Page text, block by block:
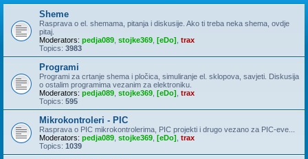
Sheme
Rasprava o el. shemama, pitanja i diskusije. Ako ti treba neka shema, ovdje
pitaj.
Moderators: pedja089 stojke369 [eDo] trax
Topics: 3983
Programi
Programi za crtanje shema i pločica, simuliranje el. sklopova, savjeti. Diskusija
o ostalim programima vezanim za elektroniku.
Moderators: pedja089 stojke369 [eDo] trax
Topics: 595
Mikrokontroleri - PIC
Rasprava o PIC mikrokontrolerima, PIC projekti i drugo vezano za PIC-eve...
Moderators: pedja089 stojke369 [eDo] trax
Topics: 1039